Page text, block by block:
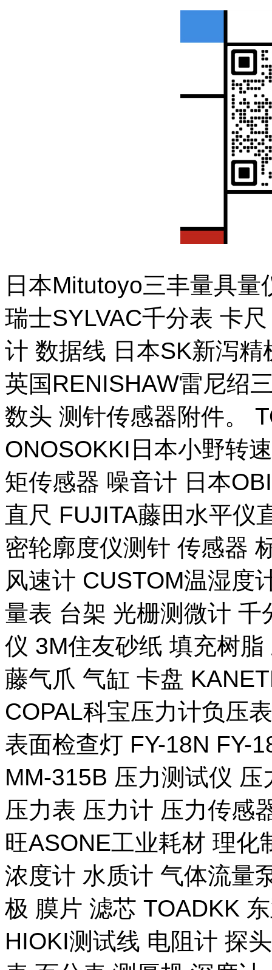
日本Mitutoyo三丰量具
瑞士SYLVAC千分表 卡
计 数据线 日本SK新泻
英国RENISHAW雷尼绍
数头 测针传感器附件。
ONOSOKKI日本小野转
矩传感器 噪音计 日本
直尺 FUJITA藤田水平仪
密轮廓度仪测针 传感器
风速计 CUSTOM温湿度
量表 台架 光栅测微计
仪 3M住友砂纸 填充树
藤气爪 气缸 卡盘
COPAL科宝压力计负压
表面检查灯 FY-18N FY-
MM-315B 压力测试仪
压力表 压力计 压力传感
旺ASONE工业耗材 理化
浓度计 水质计 气体流量
极 膜片 滤芯 TOADKK
HIOKI测试线 电阻计 探